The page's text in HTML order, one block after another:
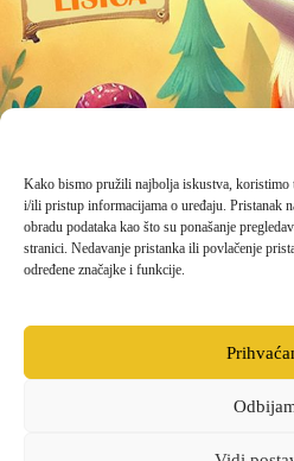
Kako bismo pružili najbolja iskustva, koristimo
i/ili pristup informacijama o uređaju. Pristanak
obradu podataka kao što su ponašanje
stranici. Nedavanje pristanka ili povlačenje
određene značajke i funkcije.
PRETHODNI